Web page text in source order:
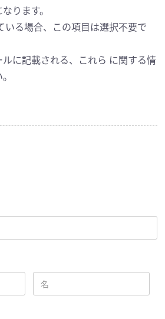
ります。
る場合、この項目は選択不要で
に記載される、これら に関する情